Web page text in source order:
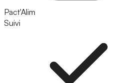
Pact'Alim
Suivi